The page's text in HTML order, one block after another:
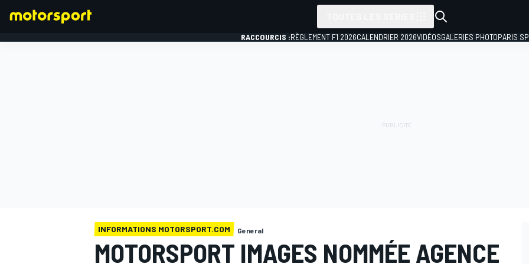
RACCOURCIS :RÈGLEMENT F1 2026CALENDRIER 2026VIDÉOSGALERIES PHOTOPARIS
INFORMATIONS MOTORSPORT.COM General
MOTORSPORT IMAGES NOMMÉE AGENCE